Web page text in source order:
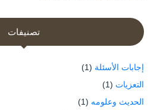
تصنيفات
إجابات الأسئلة (1)
التعزيات (1)
الحديث وعلومه (1)